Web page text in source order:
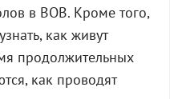
в ВОВ. Кроме того,
как живут
продолжительных
как проводят